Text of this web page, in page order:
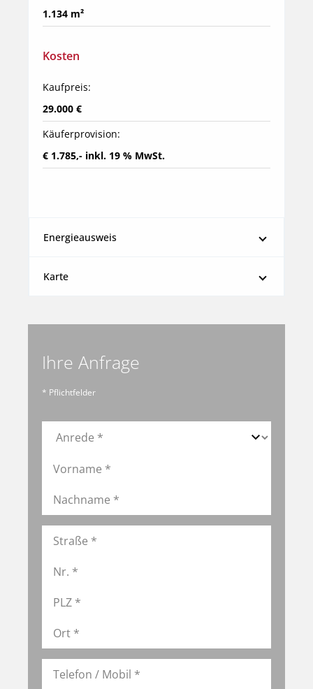
1.134 m²
Kosten
Kaufpreis:
29.000 €
Käuferprovision:
€ 1.785,- inkl. 19 % MwSt.
Energieausweis
Karte
Ihre Anfrage
* Pflichtfelder